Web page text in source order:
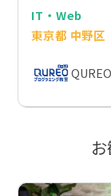
IT・Web
東京都 中野区